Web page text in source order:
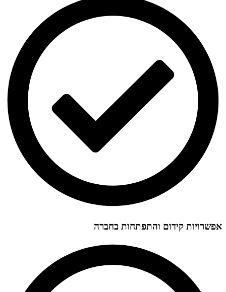
אפשרויות קידום והתפתחות בחברה